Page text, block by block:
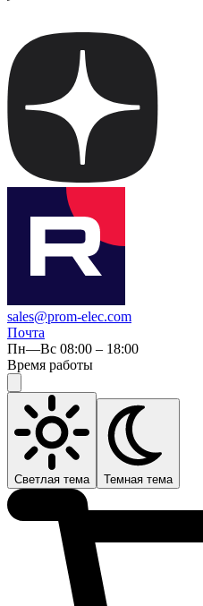
sales@prom-elec.com
Почта
Пн—Вс 08:00 – 18:00
Время работы
Светлая тема Темная тема